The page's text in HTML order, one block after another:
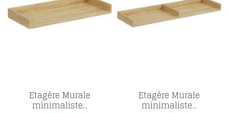
Etagère Murale
minimaliste...
Etagère Murale
minimaliste...